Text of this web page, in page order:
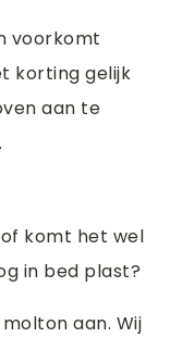
voorkomt
korting gelijk
aan te
komt het wel
in bed plast?
aan. Wij